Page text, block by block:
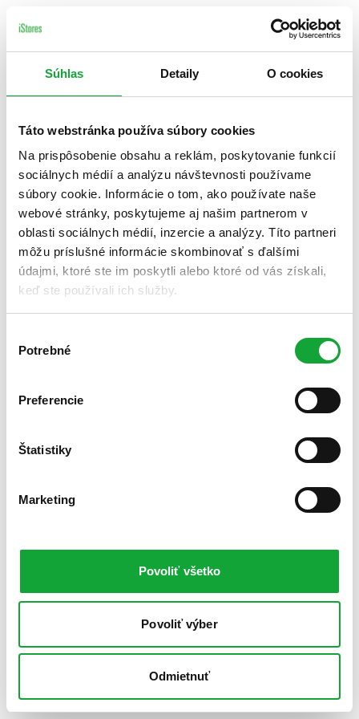
Súhlas Detaily O cookies
Táto webstránka používa súbory cookies
Na prispôsobenie obsahu a reklám, poskytovanie funkcií
sociálnych médií a analýzu návštevnosti používame
súbory cookie. Informácie o tom, ako používate naše
webové stránky, poskytujeme aj našim partnerom v
oblasti sociálnych médií, inzercie a analýzy. Títo partneri
môžu príslušné informácie skombinovať s ďalšími
údajmi, ktoré ste im poskytli alebo ktoré od vás získali,
keď ste používali ich služby.
súhlasu
Potrebné
Preferencie
Štatistiky
Marketing
Povoliť všetko
Povoliť výber
Odmietnuť